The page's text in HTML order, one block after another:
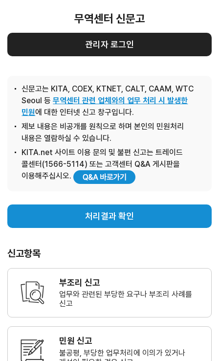
무역센터 신문고
관리자 로그인
신문고는 KITA, COEX, KTNET, CALT, CAAM, WTC
Seoul 등무역센터 관련 업체와의 업무 처리 시 발생한
민원에 대한 인터넷 신고 창구입니다.
제보 내용은 비공개를 원칙으로 하며 본인의 민원처리
내용은 열람하실 수 있습니다.
KITA.net 사이트 이용 문의 및 불편 신고는 트레이드
콜센터(1566-5114) 또는 고객센터 Q&A 게시판을
이용해주십시오.
처리결과 확인
신고항목
부조리 신고
업무와 관련된 부당한 요구나 부조리 사례를
신고
민원 신고
불공평, 부당한 업무처리에 이의가 있거나